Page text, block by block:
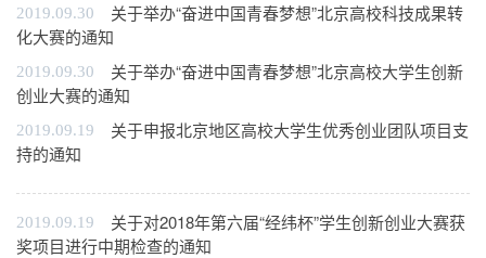
2019.09.30
关于举办“奋进中国青春梦想”北京高校科技成果转
化大赛的通知
2019.09.30
关于举办“奋进中国青春梦想”北京高校大学生创新
创业大赛的通知
2019.09.19
关于申报北京地区高校大学生优秀创业团队项目支
持的通知
2019.09.19
关于对2018年第六届“经纬杯”学生创新创业大赛获
奖项目进行中期检查的通知